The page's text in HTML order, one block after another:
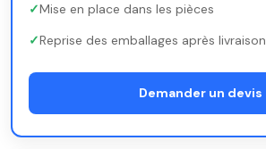
Mise en place dans les pièces
Reprise des emballages après livraison
Demander un devis